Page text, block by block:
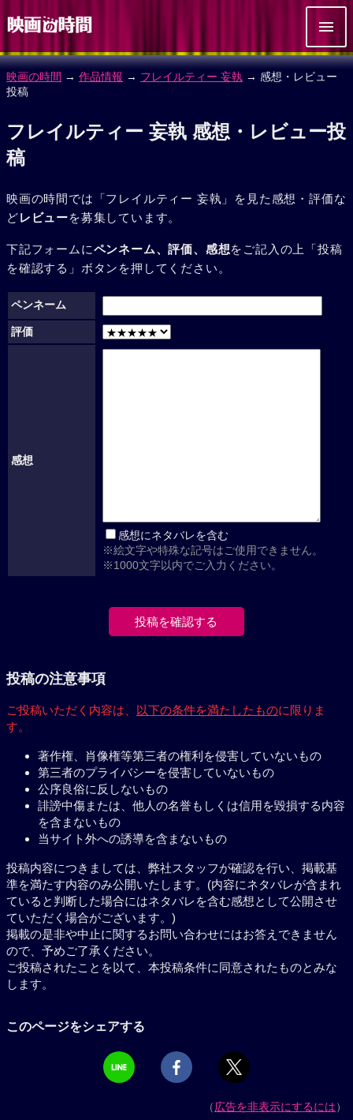
映画の時間 → 作品情報 → フレイルティー 妄執 → 感想・レビュー
投稿
フレイルティー 妄執 感想・レビュー投
稿
映画の時間では「フレイルティー 妄執」を見た感想・評価な
どレビューを募集しています。
下記フォームにペンネーム、評価、感想をご記入の上「投稿
を確認する」ボタンを押してください。
ペンネーム
評価
感想
感想にネタバレを含む
※絵文字や特殊な記号はご使用できません。
※1000文字以内でご入力ください。
投稿の注意事項
ご投稿いただく内容は、 以下の条件を満たしたものに限りま
す。
著作権、肖像権等第三者の権利を侵害していないもの
第三者のプライバシーを侵害していないもの
公序良俗に反しないもの
誹謗中傷または、他人の名誉もしくは信用を毀損する内容
を含まないもの
当サイト外への誘導を含まないもの
投稿内容につきましては、弊社スタッフが確認を行い、掲載基
準を満たす内容のみ公開いたします。(内容にネタバレが含まれ
ていると判断した場合にはネタバレを含む感想として公開させ
ていただく場合がございます。)
掲載の是非や中止に関するお問い合わせにはお答えできません
ので、予めご了承ください。
ご投稿されたことを以て、本投稿条件に同意されたものとみな
します。
このページをシェアする
（広告を非表示にするには）